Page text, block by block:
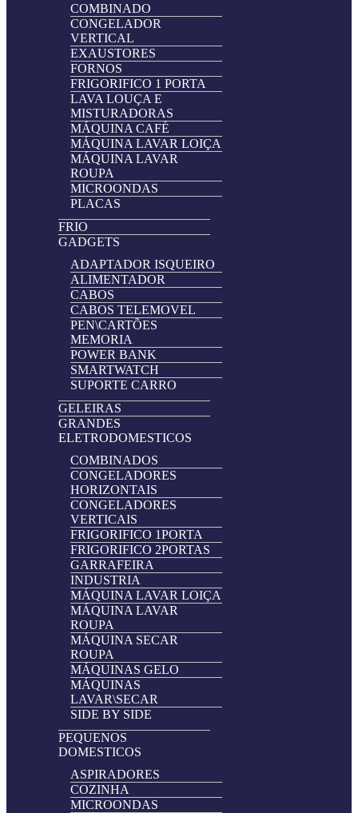
COMBINADO
CONGELADOR
VERTICAL
EXAUSTORES
FORNOS
FRIGORIFICO 1 PORTA
LAVA LOUÇA E
MISTURADORAS
MÁQUINA CAFÉ
MÁQUINA LAVAR LOIÇA
MÁQUINA LAVAR
ROUPA
MICROONDAS
PLACAS
FRIO
GADGETS
ADAPTADOR ISQUEIRO
ALIMENTADOR
CABOS
CABOS TELEMOVEL
PEN\CARTÕES
MEMORIA
POWER BANK
SMARTWATCH
SUPORTE CARRO
GELEIRAS
GRANDES
ELETRODOMESTICOS
COMBINADOS
CONGELADORES
HORIZONTAIS
CONGELADORES
VERTICAIS
FRIGORIFICO 1PORTA
FRIGORIFICO 2PORTAS
GARRAFEIRA
INDUSTRIA
MÁQUINA LAVAR LOIÇA
MÁQUINA LAVAR
ROUPA
MÁQUINA SECAR
ROUPA
MÁQUINAS GELO
MÁQUINAS
LAVAR\SECAR
SIDE BY SIDE
PEQUENOS
DOMESTICOS
ASPIRADORES
COZINHA
MICROONDAS